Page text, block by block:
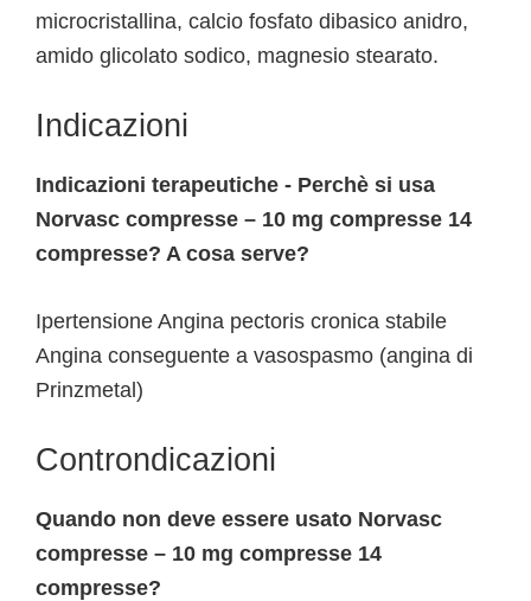
microcristallina, calcio fosfato dibasico anidro,
amido glicolato sodico, magnesio stearato.
Indicazioni
Indicazioni terapeutiche - Perchè si usa
Norvasc compresse – 10 mg compresse 14
compresse? A cosa serve?
Ipertensione Angina pectoris cronica stabile
Angina conseguente a vasospasmo (angina di
Prinzmetal)
Controndicazioni
Quando non deve essere usato Norvasc
compresse – 10 mg compresse 14
compresse?